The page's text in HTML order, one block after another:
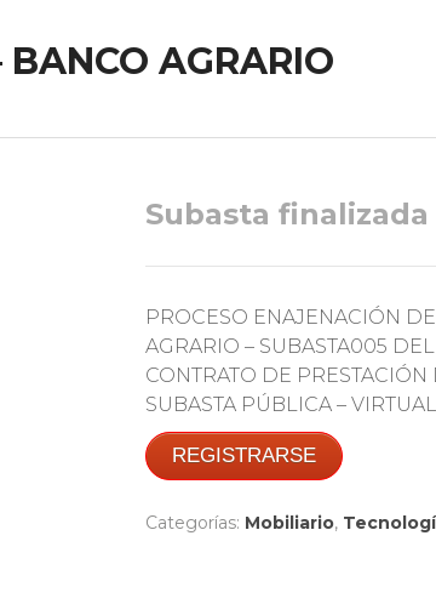
BANCO AGRARIO
Subasta finalizada
PROCESO ENAJENACIÓN
AGRARIO – SUBASTA005
CONTRATO DE
SUBASTA PÚBLICA –
REGISTRARSE
Categorías: Mobiliario,